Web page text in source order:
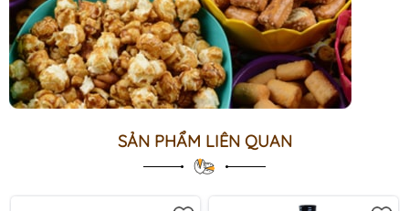
SẢN PHẨM LIÊN QUAN